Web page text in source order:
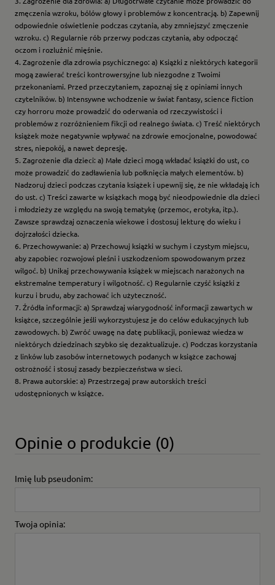
zmęczenia wzroku, bólów głowy i problemów z koncentracją. b) Zapewnij
odpowiednie oświetlenie podczas czytania, aby zmniejszyć zmęczenie
wzroku. c) Regularnie rób przerwy podczas czytania, aby odpocząć
oczom i rozluźnić mięśnie.
4. Zagrożenie dla zdrowia psychicznego: a) Książki z niektórych kategorii
mogą zawierać treści kontrowersyjne lub niezgodne z Twoimi
przekonaniami. Przed przeczytaniem, zapoznaj się z opiniami innych
czytelników. b) Intensywne wchodzenie w świat fantasy, science fiction
czy horroru może prowadzić do oderwania od rzeczywistości i
problemów z rozróżnieniem fikcji od realnego świata. c) Treść niektórych
książek może negatywnie wpływać na zdrowie emocjonalne, powodować
stres, niepokój, a nawet depresję.
5. Zagrożenie dla dzieci: a) Małe dzieci mogą wkładać książki do ust, co
może prowadzić do zadławienia lub połknięcia małych elementów. b)
Nadzoruj dzieci podczas czytania książek i upewnij się, że nie wkładają ich
do ust. c) Treści zawarte w książkach mogą być nieodpowiednie dla dzieci
i młodzieży ze względu na swoją tematykę (przemoc, erotyka, itp.).
Zawsze sprawdzaj oznaczenia wiekowe i dostosuj lekturę do wieku i
dojrzałości dziecka.
6. Przechowywanie: a) Przechowuj książki w suchym i czystym miejscu,
aby zapobiec rozwojowi pleśni i uszkodzeniom spowodowanym przez
wilgoć. b) Unikaj przechowywania książek w miejscach narażonych na
ekstremalne temperatury i wilgotność. c) Regularnie czyść książki z
kurzu i brudu, aby zachować ich użyteczność.
7. Źródła informacji: a) Sprawdzaj wiarygodność informacji zawartych w
książce, szczególnie jeśli wykorzystujesz je do celów edukacyjnych lub
zawodowych. b) Zwróć uwagę na datę publikacji, ponieważ wiedza w
niektórych dziedzinach szybko się dezaktualizuje. c) Podczas korzystania
z linków lub zasobów internetowych podanych w książce zachowaj
ostrożność i stosuj zasady bezpieczeństwa w sieci.
8. Prawa autorskie: a) Przestrzegaj praw autorskich treści
udostępnionych w książce.
Opinie o produkcie (0)
Imię lub pseudonim:
Twoja opinia: